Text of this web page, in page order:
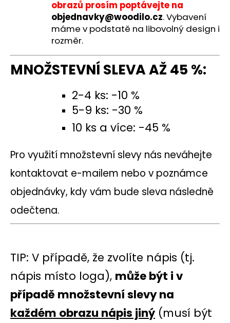
obrazů prosím poptávejte na
objednavky@woodilo.cz. Vybavení
máme v podstatě na libovolný design i
rozměr.
MNOŽSTEVNÍ SLEVA AŽ 45 %:
2-4 ks: -10 %
5-9 ks: -30 %
10 ks a více: -45 %
Pro využití množstevní slevy nás neváhejte
kontaktovat e-mailem nebo v poznámce
objednávky, kdy vám bude sleva následně
odečtena.
TIP: V případě, že zvolíte nápis (tj.
nápis místo loga), může být i v
případě množstevní slevy na
každém obrazu nápis jiný (musí být